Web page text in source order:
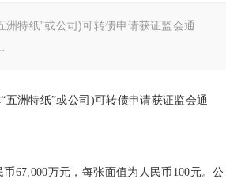
特纸”或公司)可转债申请获证监会通
洲特纸”或公司)可转债申请获证监会通
万元，每张面值为人民币100元。公